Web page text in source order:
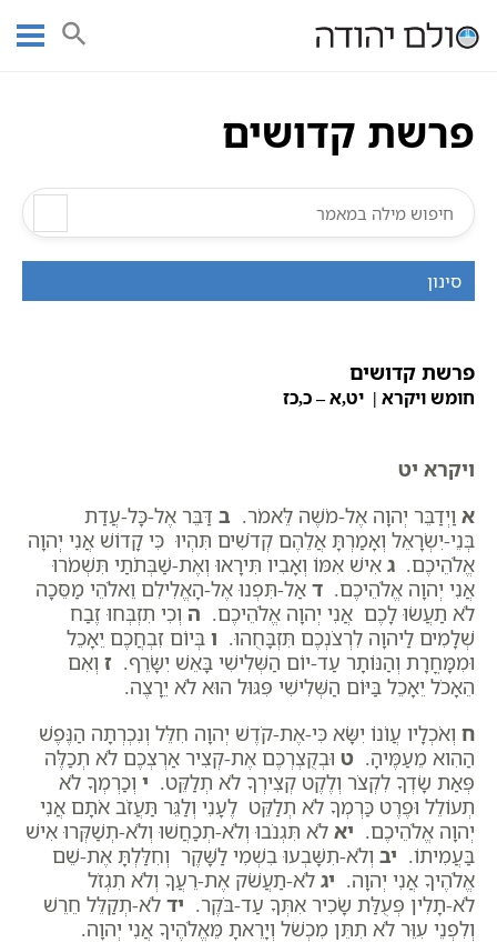
עמוד ראשי
פרשת קדושים
תורה
תנ"ך מנוקד פרשת קדושים
פרשת קדושים
פרשת קדושים
חומש ויקרא | יט,א – כ,כז
ויקרא יט
א וַיְדַבֵּר יְהוָה אֶל-מֹשֶׁה לֵּאמֹר. ב דַּבֵּר אֶל-כָּל-עֲדַת
בְּנֵי-יִשְׂרָאֵל וְאָמַרְתָּ אֲלֵהֶם קְדֹשִׁים תִּהְיוּ כִּי קָדוֹשׁ אֲנִי יְהוָה
אֱלֹהֵיכֶם. ג אִישׁ אִמּוֹ וְאָבִיו תִּירָאוּ וְאֶת-שַׁבְּתֹתַי תִּשְׁמֹרוּ
אֲנִי יְהוָה אֱלֹהֵיכֶם. ד אַל-תִּפְנוּ אֶל-הָאֱלִילִם וֵאלֹהֵי מַסֵּכָה
לֹא תַעֲשׂוּ לָכֶם אֲנִי יְהוָה אֱלֹהֵיכֶם. ה וְכִי תִזְבְּחוּ זֶבַח
שְׁלָמִים לַיהוָה לִרְצֹנְכֶם תִּזְבָּחֻהוּ. ו בְּיוֹם זִבְחֲכֶם יֵאָכֵל
וּמִמָּחֳרָת וְהַנּוֹתָר עַד-יוֹם הַשְּׁלִישִׁי בָּאֵשׁ יִשָּׂרֵף. ז וְאִם
הֵאָכֹל יֵאָכֵל בַּיּוֹם הַשְּׁלִישִׁי פִּגּוּל הוּא לֹא יֵרָצֶה.
ח וְאֹכְלָיו עֲו‍ֹנוֹ יִשָּׂא כִּי-אֶת-קֹדֶשׁ יְהוָה חִלֵּל וְנִכְרְתָה הַנֶּפֶשׁ
הַהִוא מֵעַמֶּיהָ. ט וּבְקֻצְרְכֶם אֶת-קְצִיר אַרְצְכֶם לֹא תְכַלֶּה
פְּאַת שָׂדְךָ לִקְצֹר וְלֶקֶט קְצִירְךָ לֹא תְלַקֵּט. י וְכַרְמְךָ לֹא
תְעוֹלֵל וּפֶרֶט כַּרְמְךָ לֹא תְלַקֵּט לֶעָנִי וְלַגֵּר תַּעֲזֹב אֹתָם אֲנִי
יְהוָה אֱלֹהֵיכֶם. יא לֹא תִּגְנֹבוּ וְלֹא-תְכַחֲשׁוּ וְלֹא-תְשַׁקְּרוּ אִישׁ
בַּעֲמִיתוֹ. יב וְלֹא-תִשָּׁבְעוּ בִשְׁמִי לַשָּׁקֶר וְחִלַּלְתָּ אֶת-שֵׁם
אֱלֹהֶיךָ אֲנִי יְהוָה. יג לֹא-תַעֲשֹׁק אֶת-רֵעֲךָ וְלֹא תִגְזֹל
לֹא-תָלִין פְּעֻלַּת שָׂכִיר אִתְּךָ עַד-בֹּקֶר. יד לֹא-תְקַלֵּל חֵרֵשׁ
וְלִפְנֵי עִוֵּר לֹא תִתֵּן מִכְשֹׁל וְיָרֵאתָ מֵּאֱלֹהֶיךָ אֲנִי יְהוָה.
סינון